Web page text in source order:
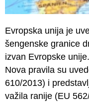
Evropska unija je
šengenske granice
izvan Evropske unije.
Nova pravila su
610/2013) i
važila ranije (EU